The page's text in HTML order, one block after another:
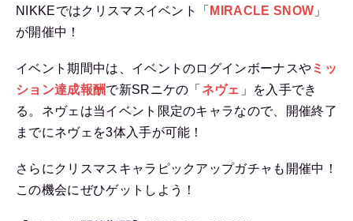
NIKKEではクリスマスイベント「 MIRACLE SNOW 」
が開催中！
イベント期間中は、イベントのログインボーナスやミッ
ション達成報酬で新SRニケの「 ネヴェ 」を入手でき
る。ネヴェは当イベント限定のキャラなので、開催終了
までにネヴェを3体入手が可能！
さらにクリスマスキャラピックアップガチャも開催中！
この機会にぜひゲットしよう！